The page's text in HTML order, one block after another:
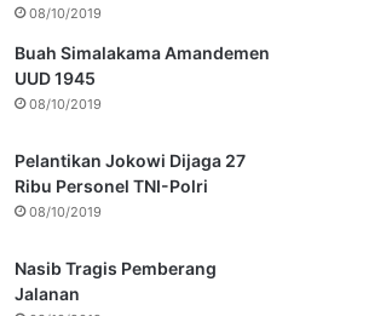
08/10/2019
Buah Simalakama Amandemen
UUD 1945
08/10/2019
Pelantikan Jokowi Dijaga 27
Ribu Personel TNI-Polri
08/10/2019
Nasib Tragis Pemberang
Jalanan